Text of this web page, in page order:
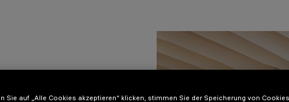
Sie auf „Alle Cookies akzeptieren“ klicken, stimmen Sie der Speicherung von